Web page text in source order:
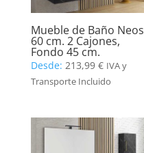
Mueble de Baño Neos
60 cm. 2 Cajones,
Fondo 45 cm.
Desde: 213,99 € IVA y
Transporte Incluido